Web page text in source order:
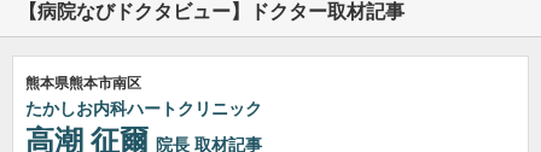
【病院なびドクタビュー】ドクター取材記事
熊本県熊本市南区
たかしお内科ハートクリニック
高潮 征爾 院長 取材記事